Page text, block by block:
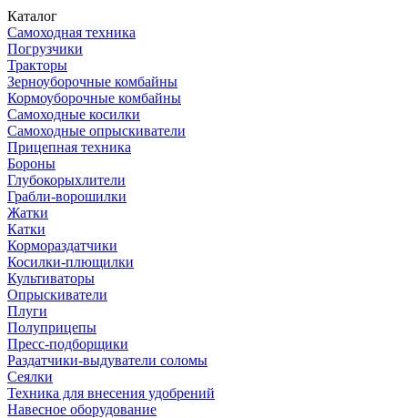
Каталог
Самоходная техника
Погрузчики
Тракторы
Зерноуборочные комбайны
Кормоуборочные комбайны
Самоходные косилки
Самоходные опрыскиватели
Прицепная техника
Бороны
Глубокорыхлители
Грабли-ворошилки
Жатки
Катки
Кормораздатчики
Косилки-плющилки
Культиваторы
Опрыскиватели
Плуги
Полуприцепы
Пресс-подборщики
Раздатчики-выдуватели соломы
Сеялки
Техника для внесения удобрений
Навесное оборудование